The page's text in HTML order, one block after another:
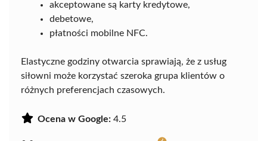
akceptowane są karty kredytowe,
debetowe,
płatności mobilne NFC.
Elastyczne godziny otwarcia sprawiają, że z usług
siłowni może korzystać szeroka grupa klientów o
różnych preferencjach czasowych.
Ocena w Google: 4.5